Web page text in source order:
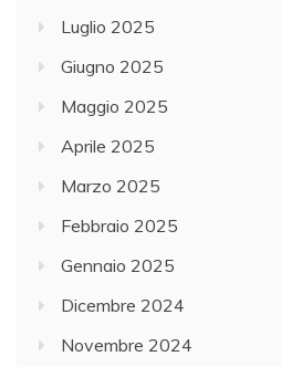
Luglio 2025
Giugno 2025
Maggio 2025
Aprile 2025
Marzo 2025
Febbraio 2025
Gennaio 2025
Dicembre 2024
Novembre 2024